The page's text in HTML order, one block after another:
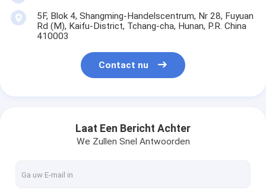
5F, Blok 4, Shangming-Handelscentrum, Nr 28, Fuyuan
Rd (M), Kaifu-District, Tchang-cha, Hunan, P.R. China
410003
Contact nu
Laat Een Bericht Achter
We Zullen Snel Antwoorden